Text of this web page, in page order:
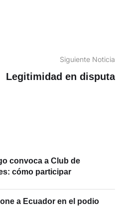
Siguiente Noticia
Legitimidad en disputa
convoca a Club de
cómo participar
a Ecuador en el podio